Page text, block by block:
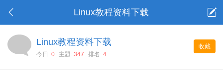
Linux教程资料下载
收藏
Linux教程资料下载
今日: 0 主題: 347 排名: 4